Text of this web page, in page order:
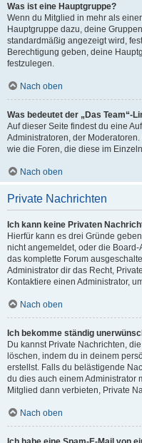
Was ist eine Hauptgruppe?
Wenn du Mitglied in mehr als
Hauptgruppe dazu, deine
standardmäßig angezeigt wird,
Berechtigung geben, deine
festzulegen.
Nach oben
Was bedeutet der „Das Team“-
Auf dieser Seite findest du eine
Administratoren, der
wie die Foren, die diese im
Nach oben
Private Nachrichten
Ich kann keine Privaten
Hierfür kann es drei Gründe
nicht angemeldet, oder die
das komplette Forum
Administrator dir das Recht,
Kontaktiere einen Administrator,
Nach oben
Ich bekomme ständig
Du kannst Private Nachrichten,
löschen, indem du in deinem
erstellst. Falls du belästigende
du dies auch einem Administrator
Mitglied dann verbieten, Private
Nach oben